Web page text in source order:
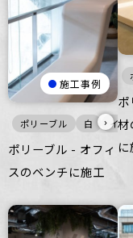
施工事例
ポリーブル 白 イン
›
ポリーブル - オフィ
スのベンチに施工
材